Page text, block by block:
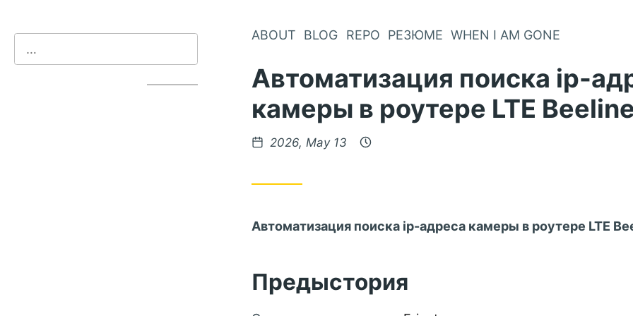
ABOUT BLOG REPO РЕЗЮМЕ WHEN I AM GONE
Автоматизация поиска ip-
камеры в роутере LTE
2026, May 13
Автоматизация поиска ip-адреса камеры в роутере LTE
Предыстория